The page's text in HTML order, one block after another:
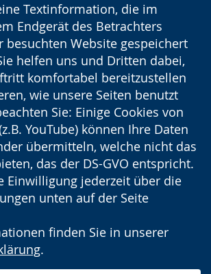
Textinformation, die im
Endgerät des Betrachters
besuchten Website gespeichert
helfen uns und Dritten dabei,
komfortabel bereitzustellen
wie unsere Seiten benutzt
Sie: Einige Cookies von
YouTube) können Ihre Daten
übermitteln, welche nicht das
das der DS-GVO entspricht.
Einwilligung jederzeit über die
unten auf der Seite
finden Sie in unserer
.